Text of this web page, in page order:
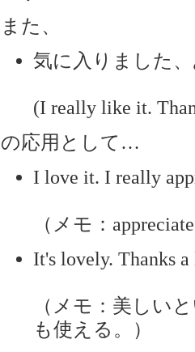
また、
気に入りました
(I really like it.
の応用として…
I love it. I really
（メモ：
It's lovely. Thanks a
（メモ：美しい
も使える。）